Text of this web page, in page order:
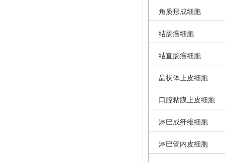
角质形成细胞
结肠癌细胞
结直肠癌细胞
晶状体上皮细胞
口腔粘膜上皮细胞
淋巴成纤维细胞
淋巴管内皮细胞